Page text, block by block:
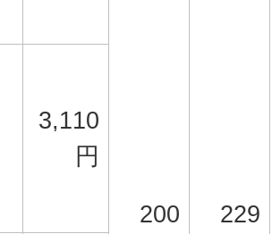
200
229
3,110
円